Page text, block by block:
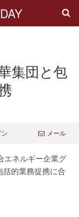
集団と包
ン メール
エネルギー企業グ
的業務提携に合